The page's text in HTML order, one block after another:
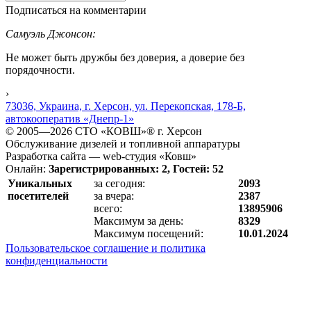
Подписаться на комментарии
Самуэль Джонсон:
Не может быть дружбы без доверия, а доверие без
порядочности.
›
73036, Украина, г. Херсон, ул. Перекопская, 178-Б,
автокооператив «Днепр-1»
© 2005—2026 СТО «КОВШ»® г. Херсон
Обслуживание дизелей и топливной аппаратуры
Разработка сайта — web-студия «Ковш»
Онлайн: Зарегистрированных: 2, Гостей: 52
Уникальных
посетителей
за сегодня:
за вчера:
всего:
Максимум за день:
Максимум посещений:
2093
2387
13895906
8329
10.01.2024
Пользовательское соглашение и политика
конфиденциальности